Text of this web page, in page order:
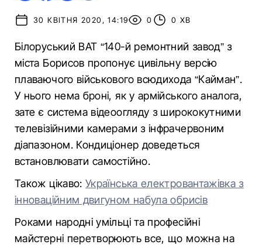
30 КВІТНЯ 2020, 14:19 0 0 ХВ
Білоруський ВАТ “140-й ремонтний завод” з
міста Борисов пропонує цивільну версію
плаваючого військового всюдихода “Кайман”.
У нього нема броні, як у армійського аналога,
зате є система відеоогляду з ширококутними
телевізійними камерами з інфрачервоним
діапазоном. Кондиціонер доведеться
встановлювати самостійно.
Також цікаво:Українська електровантажівка з
інноваційним двигуном набула обрисів
Роками народні умільці та професійні
майстерні перетворюють все, що можна на